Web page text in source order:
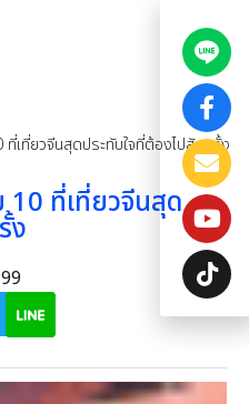
ที่เที่ยวจีนสุดประทับใจที่ต้องไปสักครั้ง
10 ที่เที่ยวจีนสุด
ง